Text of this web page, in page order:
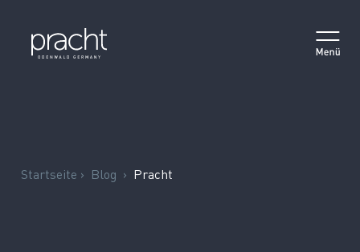
MAIN NAVIGATION
Startseite › Blog › Pracht